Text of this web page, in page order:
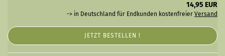
14,95 EUR
-> in Deutschland für Endkunden kostenfreier Versand
JETZT BESTELLEN !